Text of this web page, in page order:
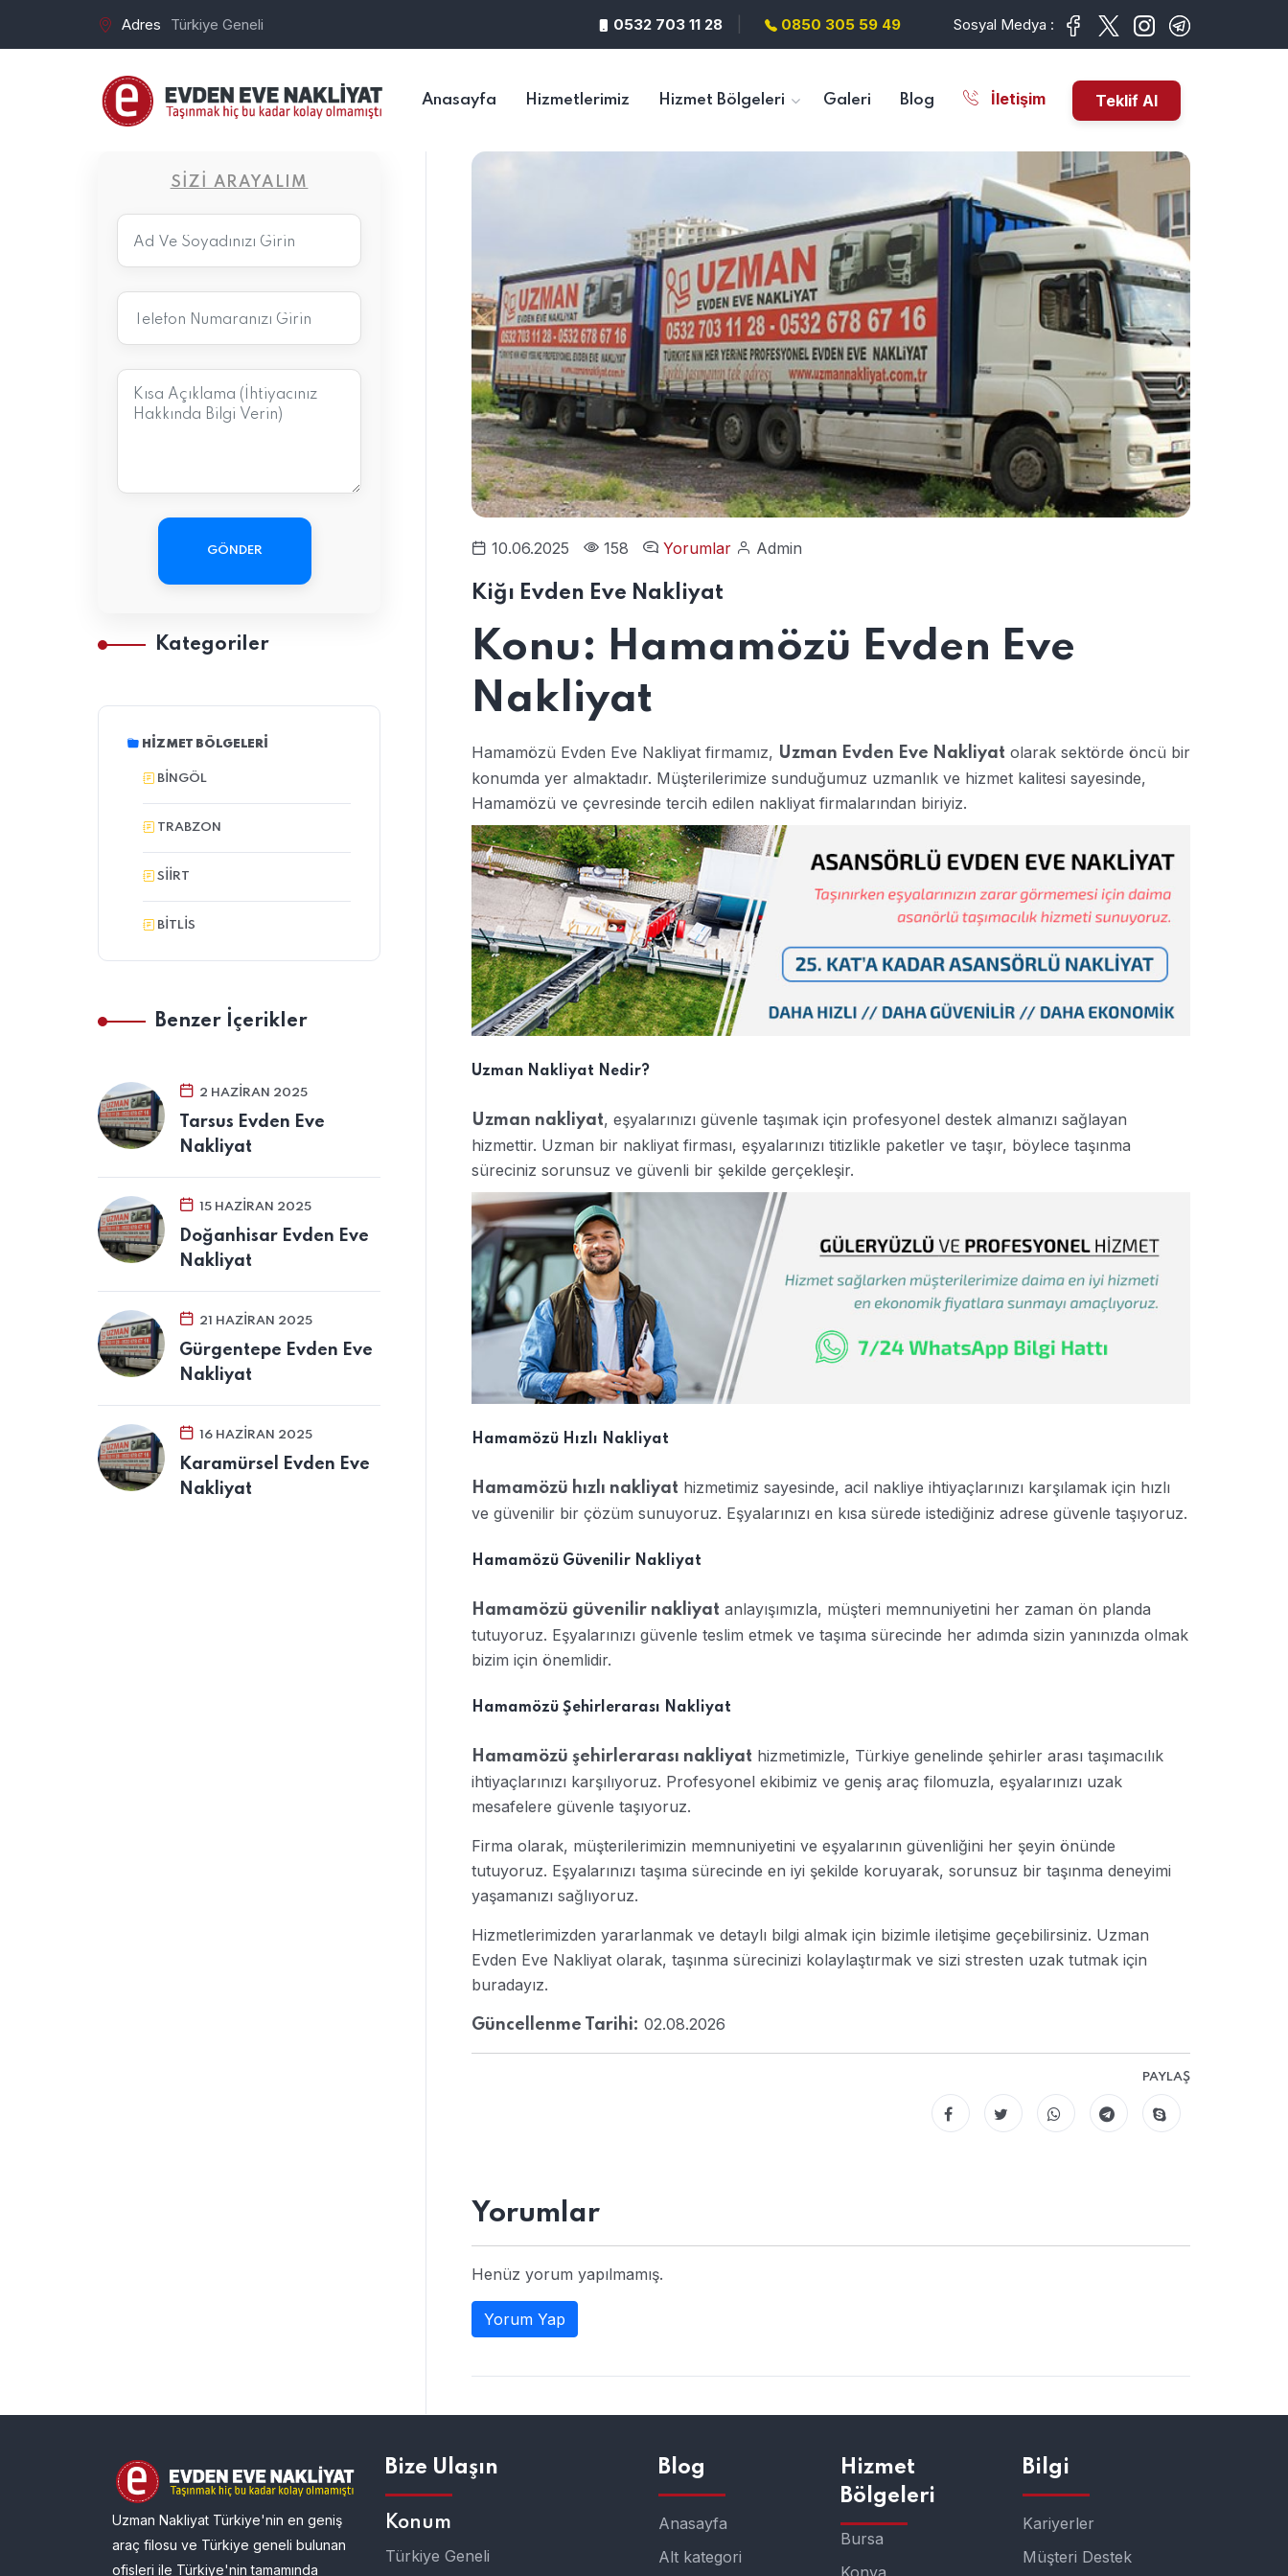
Adres Türkiye Geneli 0532 703 11 28 0850 305 59 49 Sosyal Medya :
Anasayfa Hizmetlerimiz Hizmet Bölgeleri Galeri Blog İletişim Teklif Al
10.06.2025 158 Yorumlar Admin
Kiğı Evden Eve Nakliyat
Konu: Hamamözü Evden Eve
Nakliyat
Hamamözü Evden Eve Nakliyat firmamız, Uzman Evden Eve Nakliyat olarak sektörde öncü bir
konumda yer almaktadır. Müşterilerimize sunduğumuz uzmanlık ve hizmet kalitesi sayesinde,
Hamamözü ve çevresinde tercih edilen nakliyat firmalarından biriyiz.
Uzman Nakliyat Nedir?
Uzman nakliyat, eşyalarınızı güvenle taşımak için profesyonel destek almanızı sağlayan
hizmettir. Uzman bir nakliyat firması, eşyalarınızı titizlikle paketler ve taşır, böylece taşınma
süreciniz sorunsuz ve güvenli bir şekilde gerçekleşir.
Hamamözü Hızlı Nakliyat
Hamamözü hızlı nakliyat hizmetimiz sayesinde, acil nakliye ihtiyaçlarınızı karşılamak için hızlı
ve güvenilir bir çözüm sunuyoruz. Eşyalarınızı en kısa sürede istediğiniz adrese güvenle taşıyoruz.
Hamamözü Güvenilir Nakliyat
Hamamözü güvenilir nakliyat anlayışımızla, müşteri memnuniyetini her zaman ön planda
tutuyoruz. Eşyalarınızı güvenle teslim etmek ve taşıma sürecinde her adımda sizin yanınızda olmak
bizim için önemlidir.
Hamamözü Şehirlerarası Nakliyat
Hamamözü şehirlerarası nakliyat hizmetimizle, Türkiye genelinde şehirler arası taşımacılık
ihtiyaçlarınızı karşılıyoruz. Profesyonel ekibimiz ve geniş araç filomuzla, eşyalarınızı uzak
mesafelere güvenle taşıyoruz.
Firma olarak, müşterilerimizin memnuniyetini ve eşyalarının güvenliğini her şeyin önünde
tutuyoruz. Eşyalarınızı taşıma sürecinde en iyi şekilde koruyarak, sorunsuz bir taşınma deneyimi
yaşamanızı sağlıyoruz.
Hizmetlerimizden yararlanmak ve detaylı bilgi almak için bizimle iletişime geçebilirsiniz. Uzman
Evden Eve Nakliyat olarak, taşınma sürecinizi kolaylaştırmak ve sizi stresten uzak tutmak için
buradayız.
Güncellenme Tarihi: 02.08.2026
PAYLAŞ
Yorumlar
Henüz yorum yapılmamış.
Yorum Yap
SIZI ARAYALIM
GÖNDER
Kategoriler
HIZMET BÖLGELERI
BINGÖL
TRABZON
SIIRT
BITLIS
Benzer İçerikler
2 HAZIRAN 2025
Tarsus Evden Eve
Nakliyat
15 HAZIRAN 2025
Doğanhisar Evden Eve
Nakliyat
21 HAZIRAN 2025
Gürgentepe Evden Eve
Nakliyat
16 HAZIRAN 2025
Karamürsel Evden Eve
Nakliyat
Uzman Nakliyat Türkiye'nin en geniş
araç filosu ve Türkiye geneli bulunan
ofisleri ile Türkiye'nin tamamında
Bize Ulaşın
Konum
Türkiye Geneli
Blog
Anasayfa
Alt kategori
Hizmet
Bölgeleri
Bursa
Konya
Bilgi
Kariyerler
Müşteri Destek